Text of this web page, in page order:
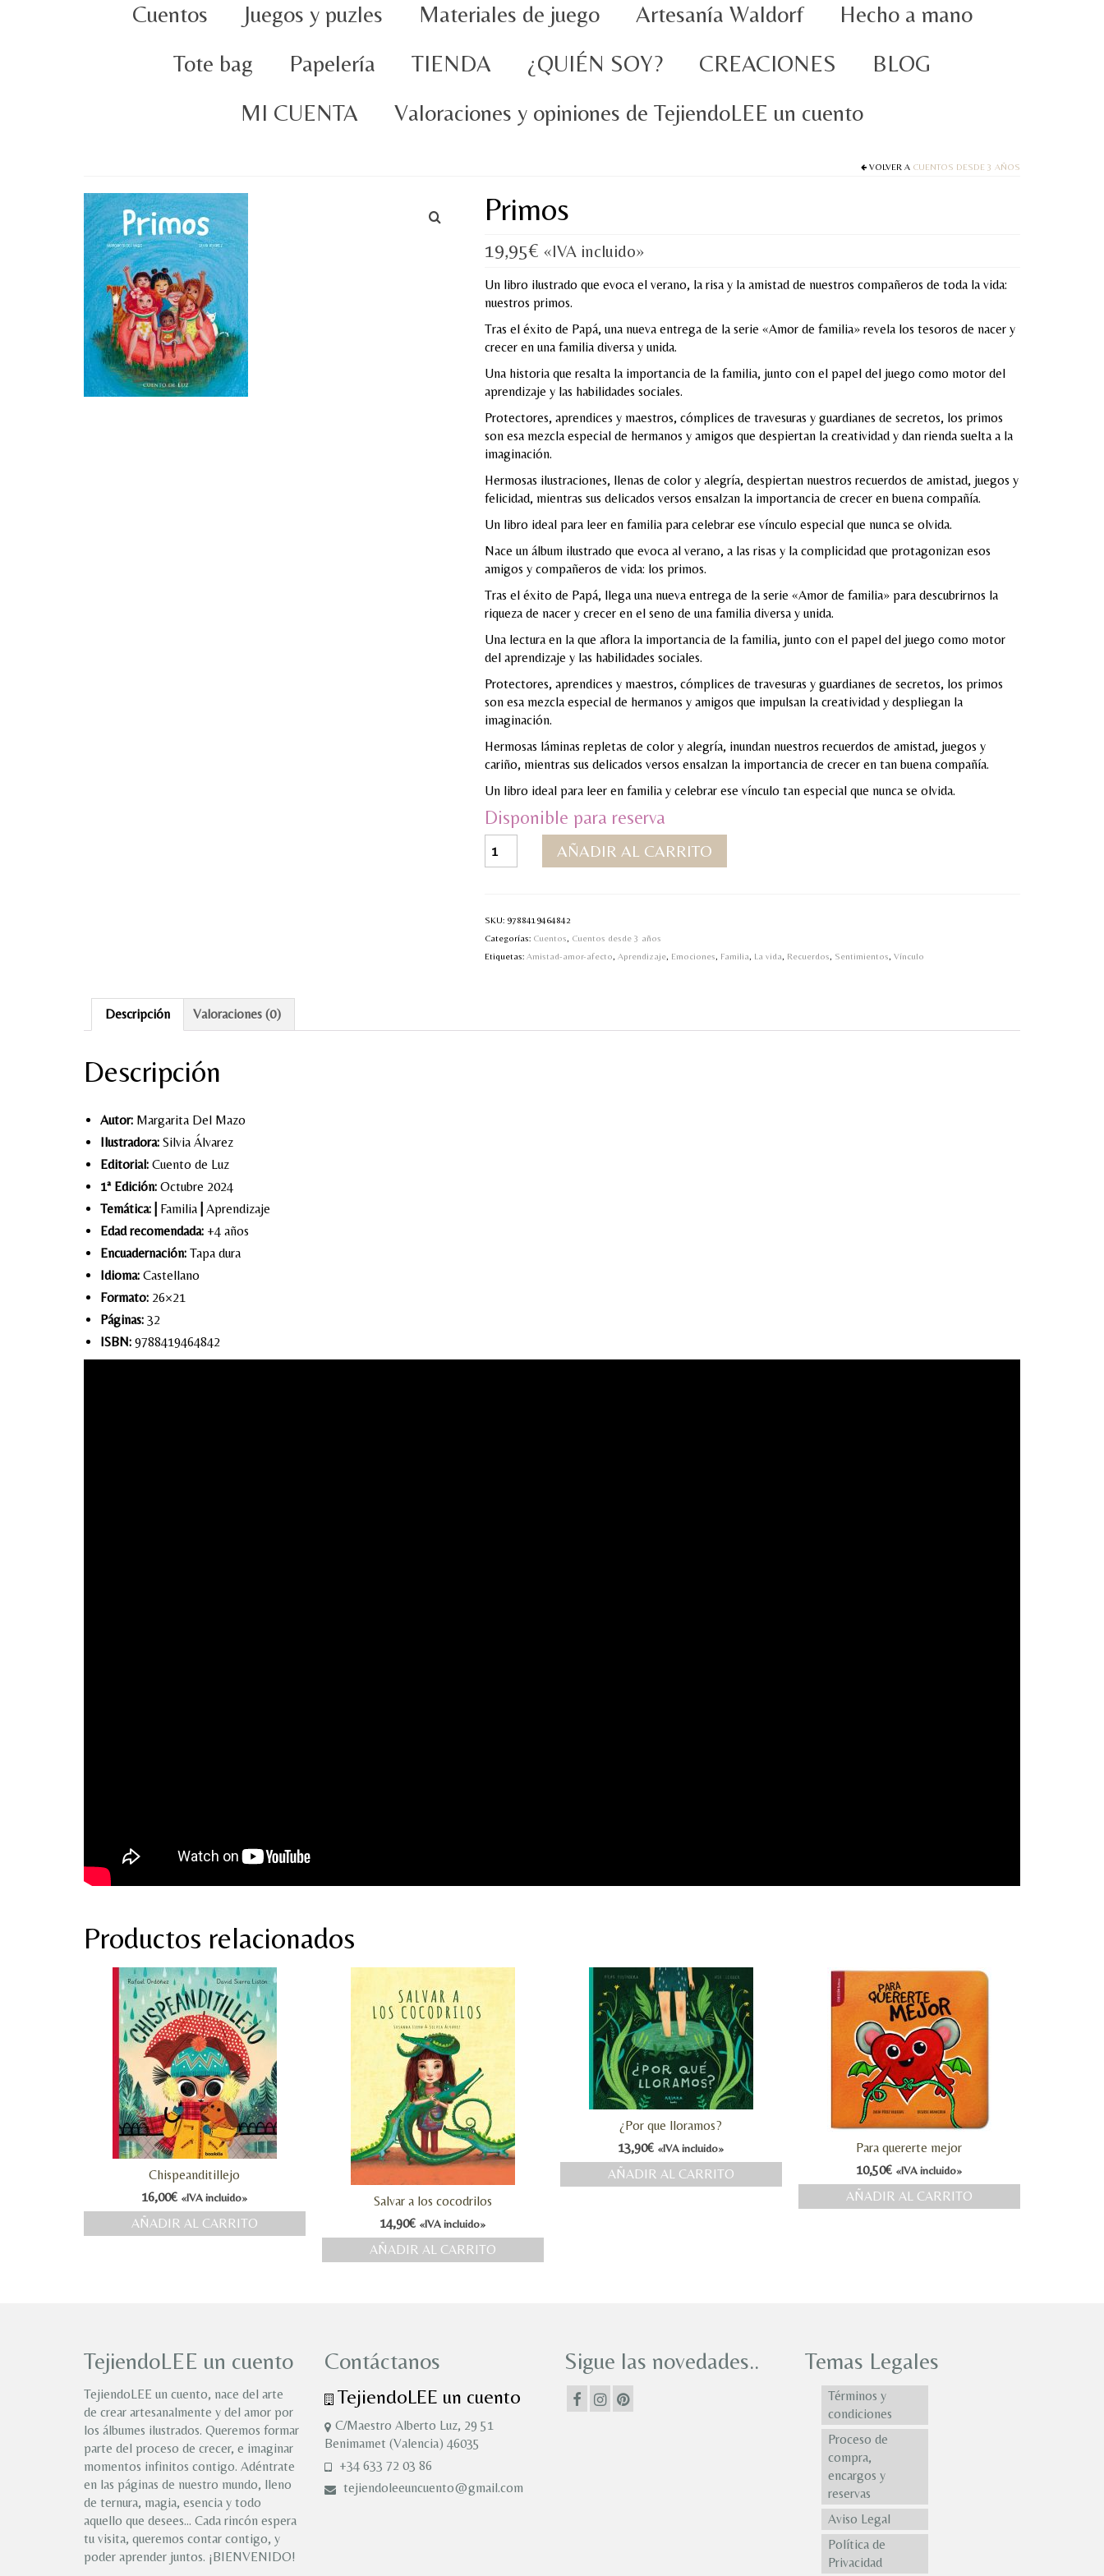
Cuentos Juegos y puzles Materiales de juego Artesanía Waldorf
Hecho a mano
Tote bag
Papelería TIENDA ¿QUIÉN SOY? CREACIONES
BLOG
MI CUENTA
Valoraciones y opiniones de TejiendoLEE un cuento
VOLVER A CUENTOS DESDE 3 AÑOS
Primos
19,95€ «IVA incluido»
Un libro ilustrado que evoca el verano, la risa y la amistad de nuestros compañeros de toda la vida:
nuestros primos.
Tras el éxito de Papá, una nueva entrega de la serie «Amor de familia» revela los tesoros de nacer y
crecer en una familia diversa y unida.
Una historia que resalta la importancia de la familia, junto con el papel del juego como motor del
aprendizaje y las habilidades sociales.
Protectores, aprendices y maestros, cómplices de travesuras y guardianes de secretos, los primos
son esa mezcla especial de hermanos y amigos que despiertan la creatividad y dan rienda suelta a la
imaginación.
Hermosas ilustraciones, llenas de color y alegría, despiertan nuestros recuerdos de amistad, juegos y
felicidad, mientras sus delicados versos ensalzan la importancia de crecer en buena compañía.
Un libro ideal para leer en familia para celebrar ese vínculo especial que nunca se olvida.
Nace un álbum ilustrado que evoca al verano, a las risas y la complicidad que protagonizan esos
amigos y compañeros de vida: los primos.
Tras el éxito de Papá, llega una nueva entrega de la serie «Amor de familia» para descubrirnos la
riqueza de nacer y crecer en el seno de una familia diversa y unida.
Una lectura en la que aflora la importancia de la familia, junto con el papel del juego como motor
del aprendizaje y las habilidades sociales.
Protectores, aprendices y maestros, cómplices de travesuras y guardianes de secretos, los primos
son esa mezcla especial de hermanos y amigos que impulsan la creatividad y despliegan la
imaginación.
Hermosas láminas repletas de color y alegría, inundan nuestros recuerdos de amistad, juegos y
cariño, mientras sus delicados versos ensalzan la importancia de crecer en tan buena compañía.
Un libro ideal para leer en familia y celebrar ese vínculo tan especial que nunca se olvida.
Disponible para reserva
cantidad
AÑADIR AL CARRITO
SKU: 9788419464842
Categorías: Cuentos
Cuentos desde 3 años
Etiquetas: Amistad-amor-afecto Aprendizaje, Emociones Familia La vida Recuerdos Sentimientos Vínculo
Descripción Valoraciones (0)
Descripción
Autor: Margarita Del Mazo
Ilustradora: Silvia Álvarez
Editorial: Cuento de Luz
1ª Edición: Octubre 2024
Temática:
Familia Aprendizaje
Edad recomendada: +4 años
Encuadernación: Tapa dura
Idioma: Castellano
Formato: 26×21
Páginas: 32
ISBN: 9788419464842
Productos relacionados
Chispeanditillejo
16,00€ «IVA incluido»
AÑADIR AL CARRITO
Salvar a los cocodrilos
14,90€ «IVA incluido»
AÑADIR AL CARRITO
¿Por que lloramos?
13,90€ «IVA incluido»
AÑADIR AL CARRITO
Para quererte mejor
10,50€ «IVA incluido»
AÑADIR AL CARRITO
TejiendoLEE un cuento
TejiendoLEE un cuento, nace del arte
de crear artesanalmente y del amor por
los álbumes ilustrados. Queremos formar
parte del proceso de crecer, e imaginar
momentos infinitos contigo. Adéntrate
en las páginas de nuestro mundo, lleno
de ternura, magia, esencia y todo
aquello que desees… Cada rincón espera
tu visita, queremos contar contigo, y
poder aprender juntos. ¡BIENVENIDO!
Contáctanos
TejiendoLEE un cuento
C/Maestro Alberto Luz, 29 51
Benimamet (Valencia) 46035
+34 633 72 03 86
tejiendoleeuncuento@gmail.com
Sigue las novedades.. Temas Legales
Términos y
condiciones
Proceso de
compra,
encargos y
reservas
Aviso Legal
Política de
Privacidad